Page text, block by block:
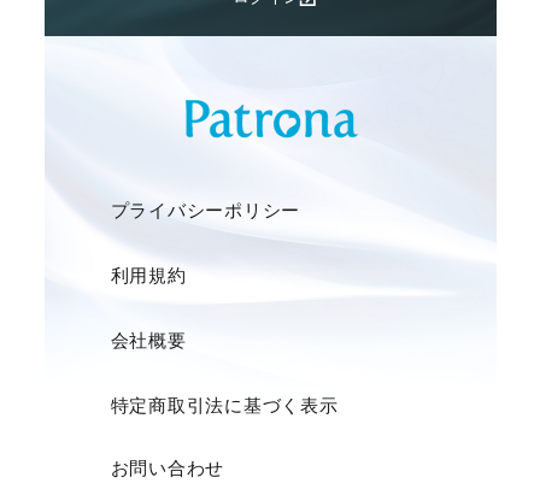
プライバシーポリシー
利用規約
会社概要
特定商取引法に基づく表示
お問い合わせ